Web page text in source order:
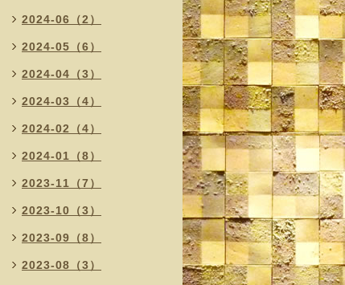
2024-06（2）
2024-05（6）
2024-04（3）
2024-03（4）
2024-02（4）
2024-01（8）
2023-11（7）
2023-10（3）
2023-09（8）
2023-08（3）